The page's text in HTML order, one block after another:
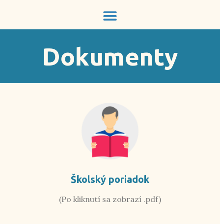
Dokumenty
Školský poriadok
(Po kliknutí sa zobrazí .pdf)